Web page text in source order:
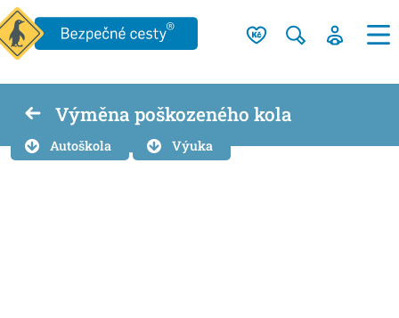
Výměna poškozeného kola
Autoškola Výuka